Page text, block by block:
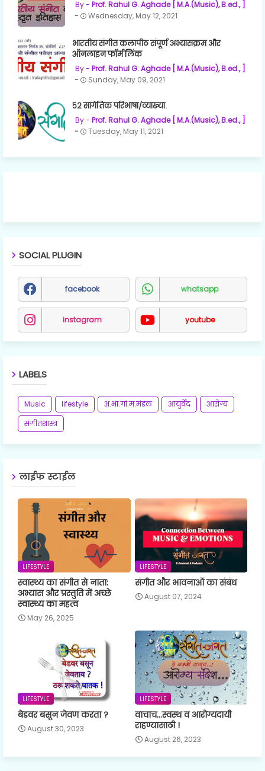
Prof. Rahul G. Aghade [ M.A.(Music), B.ed., ]
Wednesday, May 12, 2021
भारतीय संगीत कलापीठ संपूर्ण अभ्यासक्रम और
ऑनलाइन फॉर्म लिंक
Prof. Rahul G. Aghade [ M.A.(Music), B.ed., ]
Sunday, May 09, 2021
५२ सांगेतिक परिभाषा/व्याख्या.
Prof. Rahul G. Aghade [ M.A.(Music), B.ed., ]
Tuesday, May 11, 2021
SOCIAL PLUGIN
facebook whatsapp
instagram youtube
LABELS
Music lifestyle अ.भा.गां.म.मंडल आयुर्वेद
आरोग्य
संगीतशास्त्र
लाईफ स्टाईल
LIFESTYLE
स्वास्थ्य का संगीत से नाता:
अभ्यास और प्रस्तुति में अच्छे
स्वास्थ्य का महत्व
May 26, 2025
LIFESTYLE
संगीत और भावनाओं का संबंध
August 07, 2024
LIFESTYLE
बेडवर बसून जेवण करता ?
August 30, 2023
LIFESTYLE
वाचाच...स्वस्थ व आरोग्यदायी
राहण्यासाठी !
August 26, 2023